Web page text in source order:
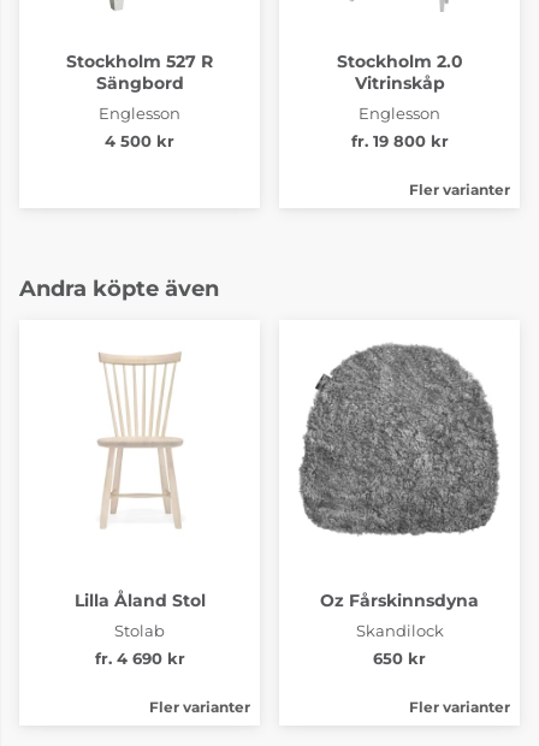
Stockholm 527 R
Sängbord
Englesson
4 500 kr
Stockholm 2.0
Vitrinskåp
Englesson
fr. 19 800 kr
Fler varianter
Andra köpte även
Lilla Åland Stol
Stolab
fr. 4 690 kr
Fler varianter
Oz Fårskinnsdyna
Skandilock
650 kr
Fler varianter